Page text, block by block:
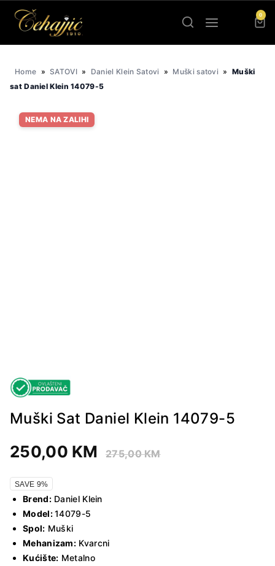
0
Home » SATOVI » Daniel Klein Satovi » Muški satovi » Muški
sat Daniel Klein 14079-5
NEMA NA ZALIHI
Muški Sat Daniel Klein 14079-5
250,00 KM 275,00KM
SAVE 9%
Brend:Daniel Klein
Model:14079-5
Spol: Muški
Mehanizam: Kvarcni
Kućište: Metalno